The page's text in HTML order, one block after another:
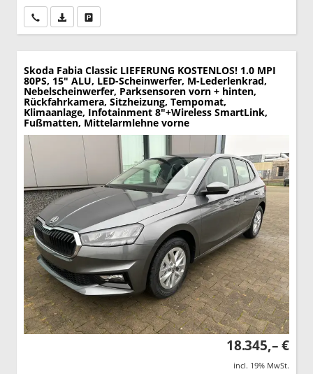
Wir rufen Sie anPDF-Datei, Fahrzeugexposé drucken
Skoda Fabia Classic LIEFERUNG KOSTENLOS! 1.0 MPI
80PS, 15" ALU, LED-Scheinwerfer, M-Lederlenkrad,
Nebelscheinwerfer, Parksensoren vorn + hinten,
Rückfahrkamera, Sitzheizung, Tempomat,
Klimaanlage, Infotainment 8"+Wireless SmartLink,
Fußmatten, Mittelarmlehne vorne
18.345,– €
incl. 19% MwSt.